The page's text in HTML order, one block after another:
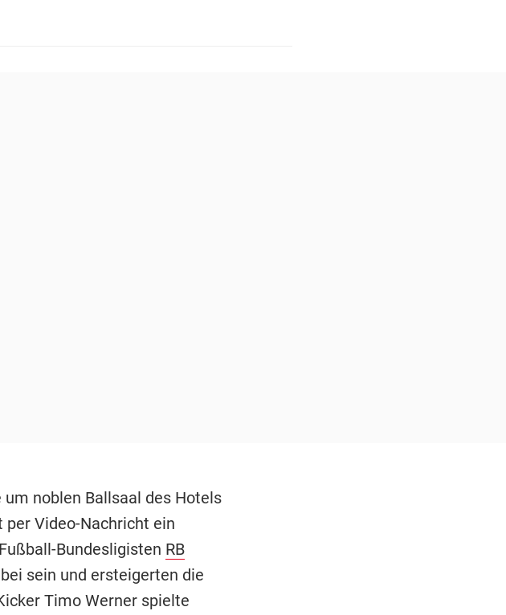
noblen Ballsaal des Hotels
Video-Nachricht ein
Bundesligisten RB
sein und ersteigerten die
Timo Werner spielte